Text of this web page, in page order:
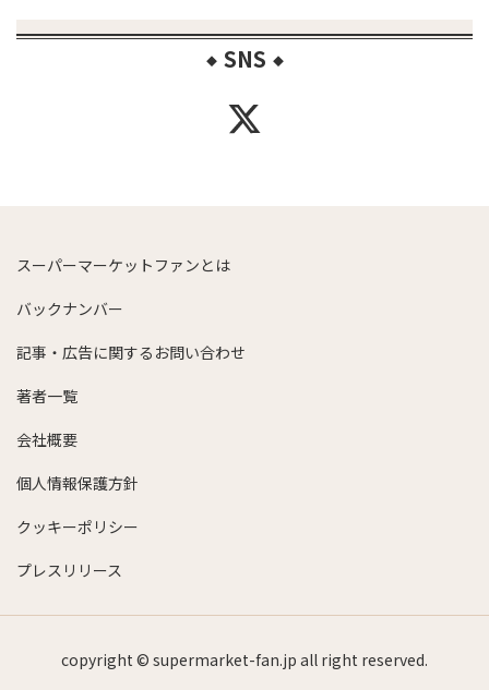
◆ SNS ◆
スーパーマーケットファンとは
バックナンバー
記事・広告に関するお問い合わせ
著者一覧
会社概要
個人情報保護方針
クッキーポリシー
プレスリリース
copyright © supermarket-fan.jp all right reserved.